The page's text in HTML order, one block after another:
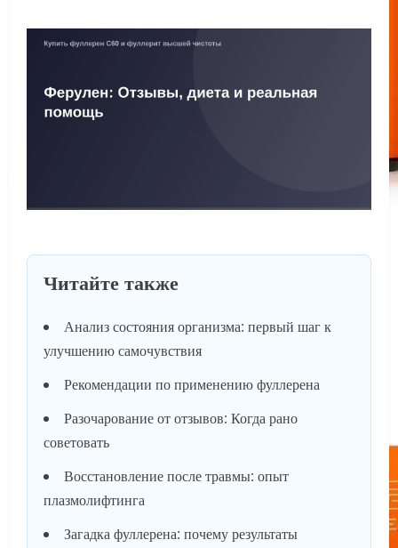
Читайте также
Анализ состояния организма: первый шаг к
улучшению самочувствия
Рекомендации по применению фуллерена
Разочарование от отзывов: Когда рано
советовать
Восстановление после травмы: опыт
плазмолифтинга
Загадка фуллерена: почему результаты